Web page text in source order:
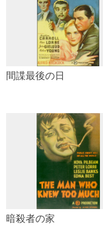
間諜最後の日
暗殺者の家